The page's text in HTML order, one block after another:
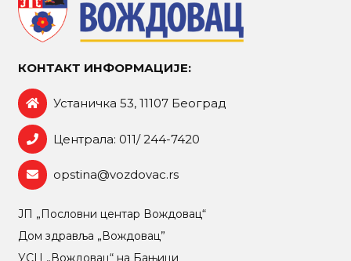
КОНТАКТ ИНФОРМАЦИЈЕ:
Устаничка 53, 11107 Београд
Централа: 011/ 244-7420
opstina@vozdovac.rs
ЈП „Пословни центар Вождовац“
Дом здравља „Вождовац”
УСЦ „Вождовац“ на Бањици